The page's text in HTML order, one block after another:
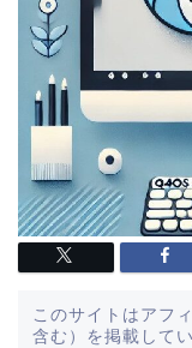
このサイトはアフ
含む）を掲載してい